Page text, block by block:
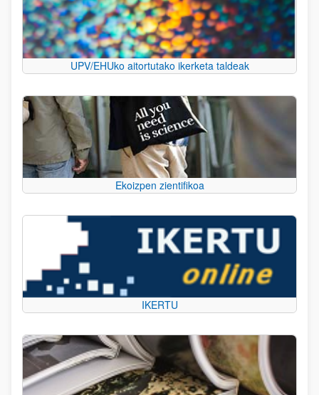
UPV/EHUko aitortutako ikerketa taldeak
Ekoizpen zientifikoa
IKERTU